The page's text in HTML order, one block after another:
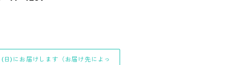
)にお届けします（お届け先によっ